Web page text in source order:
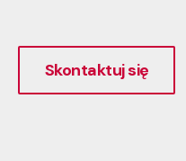
Skontaktuj się